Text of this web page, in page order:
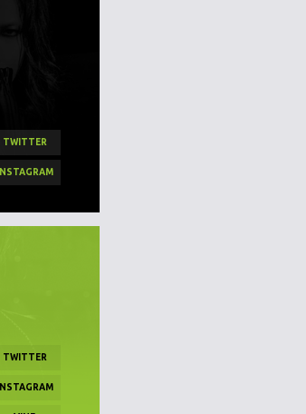
TWITTER
INSTAGRAM
TWITTER
INSTAGRAM